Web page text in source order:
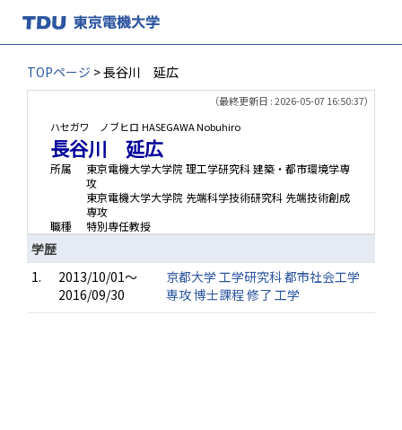
TOPページ > 長谷川 延広
（最終更新日 : 2026-05-07 16:50:37）
ハセガワ ノブヒロ HASEGAWA Nobuhiro
長谷川 延広
所属
東京電機大学大学院 理工学研究科 建築・都市環境学専
攻
東京電機大学大学院 先端科学技術研究科 先端技術創成
専攻
職種
特別専任教授
学歴
1.
2013/10/01～
2016/09/30
京都大学 工学研究科 都市社会工学
専攻 博士課程 修了 工学